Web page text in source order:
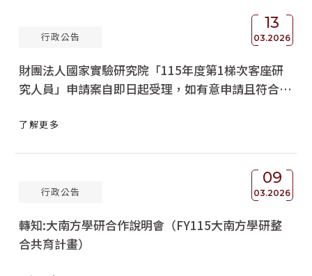
13
03.2026
行政公告
財團法人國家實驗研究院「115年度第1梯次客座研
究人員」申請案自即日起受理，如有意申請且符合相
月15日(星期三)前備齊申請書及計畫書送至本處彙辦
了解更多
09
03.2026
行政公告
轉知:大南方學研合作說明會（FY115大南方學研整
合共育計畫）